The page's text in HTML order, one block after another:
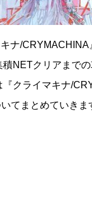
ナ/CRYMACHINA
NETクリアまで
『クライマキナ/
てまとめていきま